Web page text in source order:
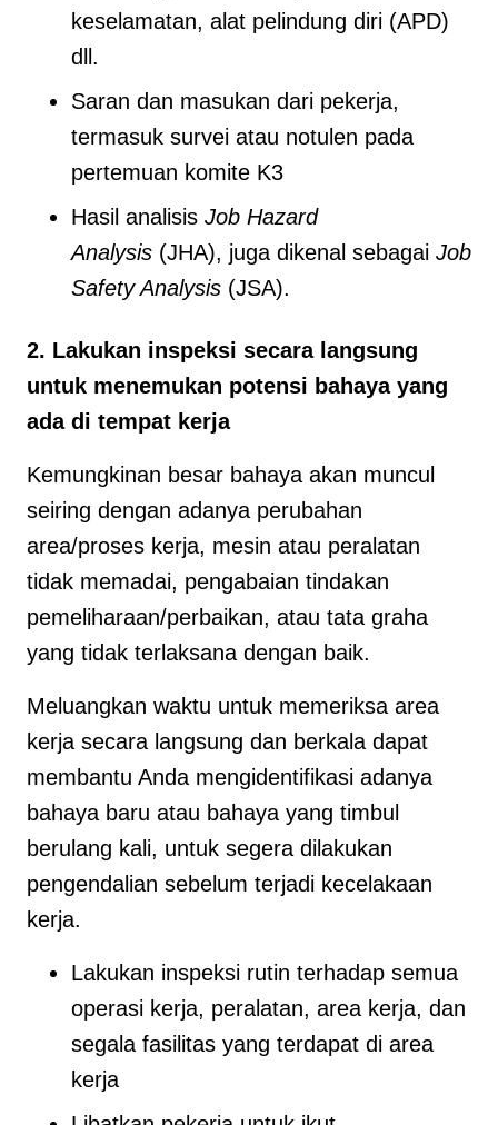
keselamatan, alat pelindung diri (APD)
dll.
Saran dan masukan dari pekerja,
termasuk survei atau notulen pada
pertemuan komite K3
Hasil analisis Job Hazard
Analysis (JHA), juga dikenal sebagai Job
Safety Analysis (JSA).
2. Lakukan inspeksi secara langsung
untuk menemukan potensi bahaya yang
ada di tempat kerja
Kemungkinan besar bahaya akan muncul
seiring dengan adanya perubahan
area/proses kerja, mesin atau peralatan
tidak memadai, pengabaian tindakan
pemeliharaan/perbaikan, atau tata graha
yang tidak terlaksana dengan baik.
Meluangkan waktu untuk memeriksa area
kerja secara langsung dan berkala dapat
membantu Anda mengidentifikasi adanya
bahaya baru atau bahaya yang timbul
berulang kali, untuk segera dilakukan
pengendalian sebelum terjadi kecelakaan
kerja.
Lakukan inspeksi rutin terhadap semua
operasi kerja, peralatan, area kerja, dan
segala fasilitas yang terdapat di area
kerja